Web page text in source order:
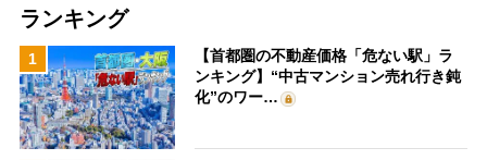
ランキング
1
【首都圏の不動産価格「危ない駅」ラ
ンキング】“中古マンション売れ行き鈍
化”のワー…